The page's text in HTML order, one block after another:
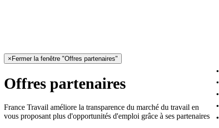
× Fermer la fenêtre "Offres partenaires"
Offres partenaires
France Travail améliore la transparence du marché du travail en
vous proposant plus d'opportunités d'emploi grâce à ses partenaires